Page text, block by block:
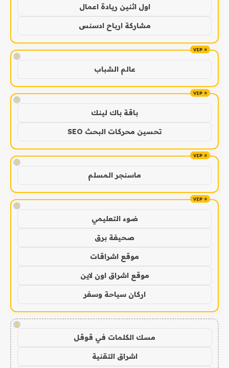
اول اثنين ريادة اعمال
مشاركة ارباح ادسنس
!
عالم الشباب
!
باقة باك لينك
تحسين محركات البحث SEO
!
ماسنجر المسلم
!
ضوء التعليمي
صحيفة برق
موقع اشراقات
موقع اشراق اون لاين
اركان سياحة وسفر
!
مسك الكلمات في قوقل
اشراق التقنية